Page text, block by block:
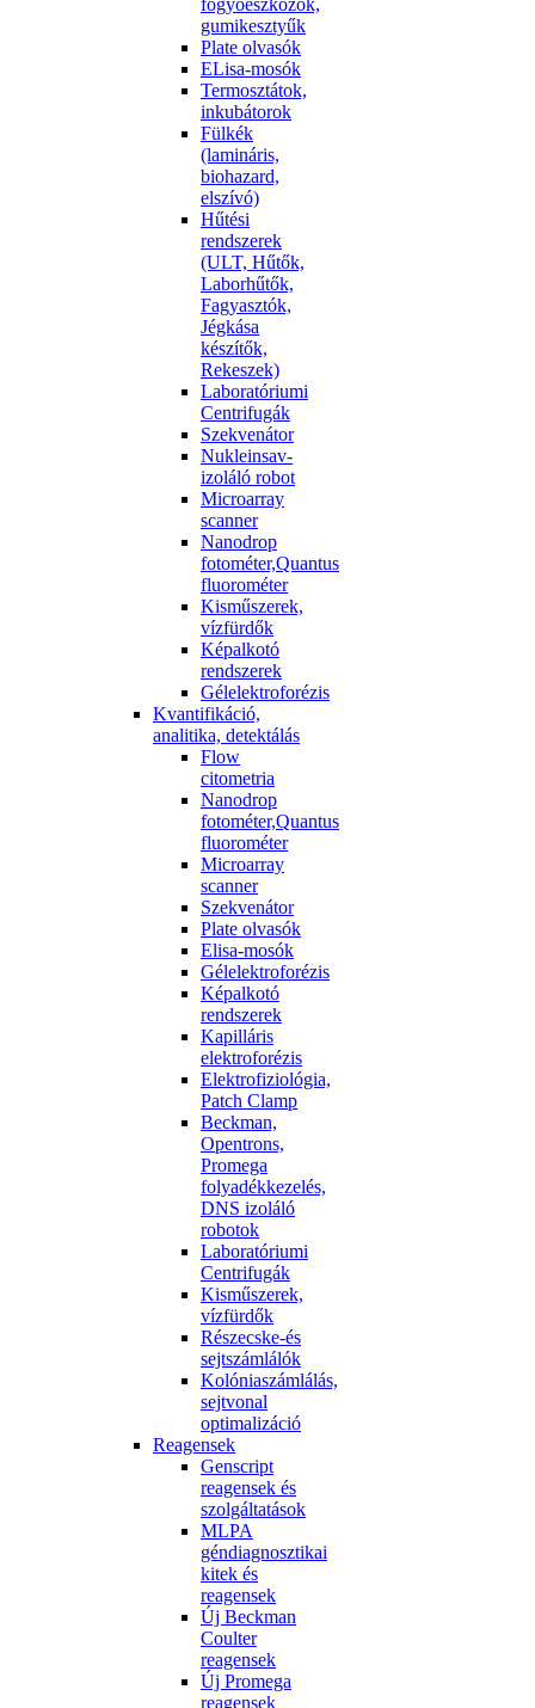
gumikesztyűk
Plate olvasók
ELisa-mosók
Termosztátok,
inkubátorok
Fülkék
(lamináris,
biohazard,
elszívó)
Hűtési
rendszerek
(ULT, Hűtők,
Laborhűtők,
Fagyasztók,
Jégkása
készítők,
Rekeszek)
Laboratóriumi
Centrifugák
Szekvenátor
Nukleinsav-
izoláló robot
Microarray
scanner
Nanodrop
fotométer,Quantus
fluorométer
Kisműszerek,
vízfürdők
Képalkotó
rendszerek
Gélelektroforézis
Kvantifikáció,
analitika, detektálás
Flow
citometria
Nanodrop
fotométer,Quantus
fluorométer
Microarray
scanner
Szekvenátor
Plate olvasók
Elisa-mosók
Gélelektroforézis
Képalkotó
rendszerek
Kapilláris
elektroforézis
Elektrofiziológia,
Patch Clamp
Beckman,
Opentrons,
Promega
folyadékkezelés,
DNS izoláló
robotok
Laboratóriumi
Centrifugák
Kisműszerek,
vízfürdők
Részecske-és
sejtszámlálók
Kolóniaszámlálás,
sejtvonal
optimalizáció
Reagensek
Genscript
reagensek és
szolgáltatások
MLPA
géndiagnosztikai
kitek és
reagensek
Új Beckman
Coulter
reagensek
Új Promega
reagensek